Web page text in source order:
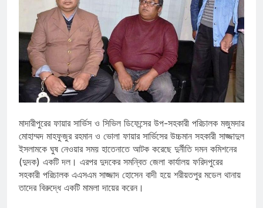
মাদারীপুরের ফায়ার সার্ভিস ও সিভিল ডিফেন্সের উপ-সহকারী পরিচালক মজুমদার
মোহাম্মদ মাহফুজুর রহমান ও ভোলা ফায়ার সার্ভিসের উচ্চমান সহকারী সাজ্জাদুল
ইসলামকে ঘুষ নেওয়ার সময় হাতেনাতে আটক করেছে দুর্নীতি দমন কমিশনের
(দুদক) একটি দল। এরপর দুদকের সমন্বিত জেলা কার্যালয় ফরিদপুরের
সহকারী পরিচালক এএসএম সাজ্জাদ হোসেন বাদী হয়ে শরীয়তপুর মডেল থানায়
তাদের বিরুদ্ধে একটি মামলা দায়ের করেন।